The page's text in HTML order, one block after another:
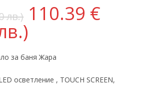
лв.) 110.39 €
за баня Жара
осветление , TOUCH SCREEN,